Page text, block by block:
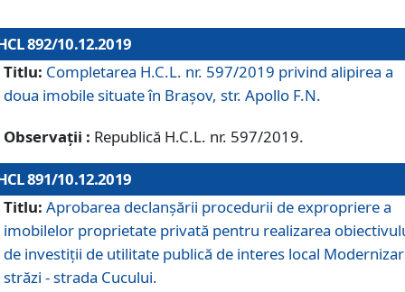
892/10.12.2019
Titlu: Completarea H.C.L. nr. 597/2019 privind alipirea a
doua imobile situate în Brașov, str. Apollo F.N.
Observații : Republică H.C.L. nr. 597/2019.
891/10.12.2019
Titlu: Aprobarea declanșării procedurii de expropriere a
imobilelor proprietate privată pentru realizarea
de investiții de utilitate publică de interes local
străzi - strada Cucului.